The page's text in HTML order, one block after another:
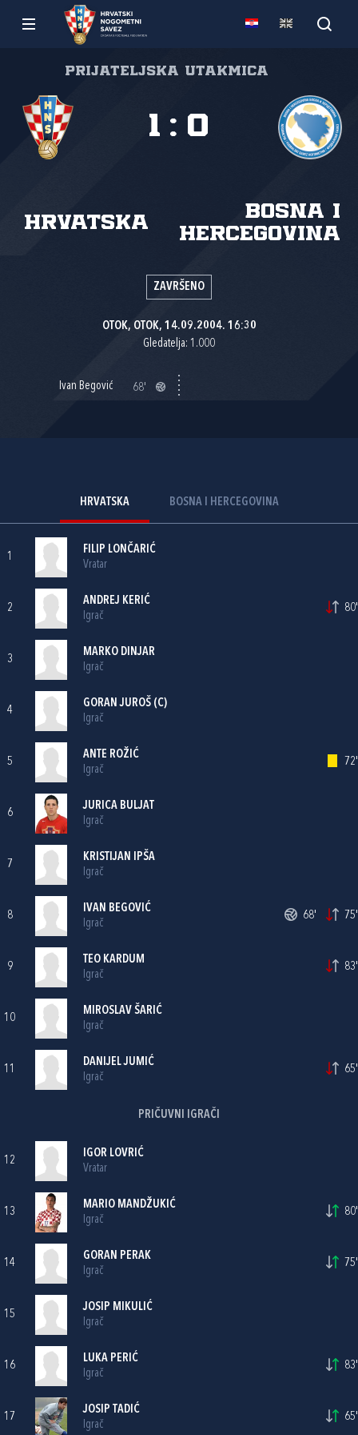
Prijateljska utakmica
Hrvatska
Bosna i
Hercegovina
1 : 0
ZAVRŠENO
OTOK, OTOK, 14.09.2004. 16:30
Gledatelja: 1.000
Ivan Begović 68'
HRVATSKA BOSNA I HERCEGOVINA
1
FILIP LONČARIĆ
Vratar
2
ANDREJ KERIĆ
Igrač
80'
3
MARKO DINJAR
Igrač
4
GORAN JUROŠ (C)
Igrač
5
ANTE ROŽIĆ
Igrač
72'
6
JURICA BULJAT
Igrač
7
KRISTIJAN IPŠA
Igrač
8
IVAN BEGOVIĆ
Igrač
68' 75'
9
TEO KARDUM
Igrač
83'
10
MIROSLAV ŠARIĆ
Igrač
11
DANIJEL JUMIĆ
Igrač
65'
PRIČUVNI IGRAČI
12
IGOR LOVRIĆ
Vratar
13
MARIO MANDŽUKIĆ
Igrač
80'
14
GORAN PERAK
Igrač
75'
15
JOSIP MIKULIĆ
Igrač
16
LUKA PERIĆ
Igrač
83'
17
JOSIP TADIĆ
Igrač
65'